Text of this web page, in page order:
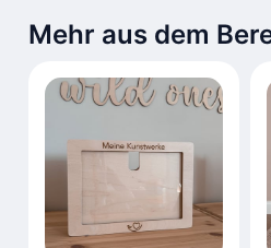
Mehr aus dem